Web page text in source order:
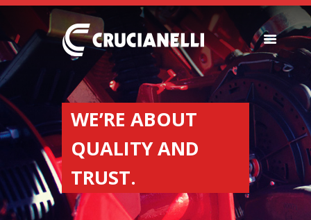
WE’RE ABOUT
QUALITY AND
TRUST.
SEEDERS
FERTILIZER
SPREADERS
ABOUT US
DEALERSHIPS
NEWS
COMPANY